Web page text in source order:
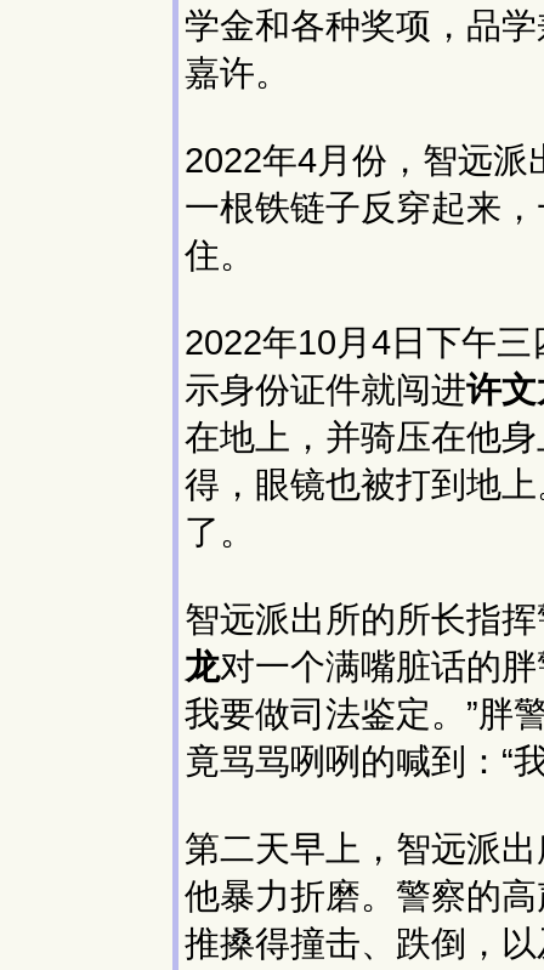
学金和各种奖项，品
嘉许。
2022年4月份，智远派
一根铁链子反穿起来
住。
2022年10月4日下午
示身份证件就闯进许
在地上，并骑压在他
得，眼镜也被打到地
了。
智远派出所的所长指
龙对一个满嘴脏话的
我要做司法鉴定。”胖
竟骂骂咧咧的喊到：“
第二天早上，智远派
他暴力折磨。警察的
推搡得撞击、跌倒，